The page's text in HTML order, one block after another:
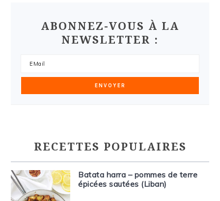
ABONNEZ-VOUS À LA
NEWSLETTER :
RECETTES POPULAIRES
Batata harra – pommes de terre
épicées sautées (Liban)